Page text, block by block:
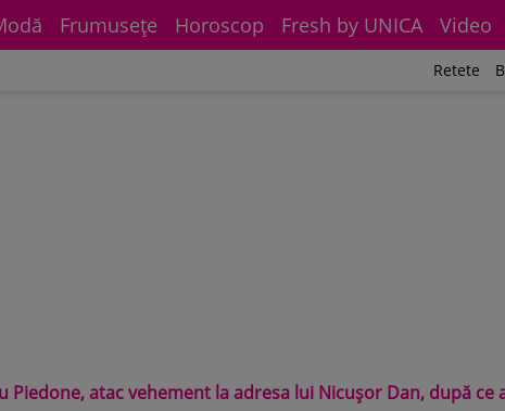
Frumuseţe Horoscop Fresh by UNICA Video
Retete
vehement la adresa lui Nicușor Dan, după ce acesta a criticat controalele ANPC. „De ziua ta,